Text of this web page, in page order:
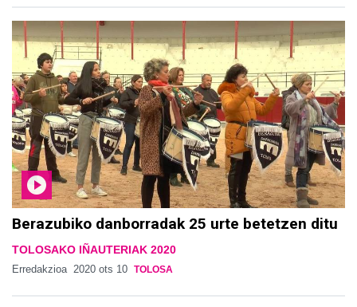
Berazubiko danborradak 25 urte betetzen ditu
TOLOSAKO IÑAUTERIAK 2020
Erredakzioa 2020 ots 10 TOLOSA